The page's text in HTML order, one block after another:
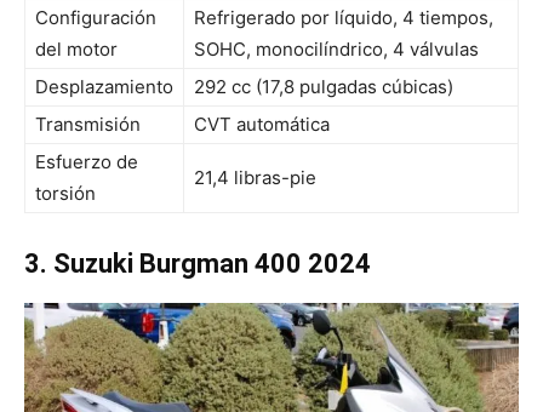
Configuración
del motor
Refrigerado por líquido, 4 tiempos,
SOHC, monocilíndrico, 4 válvulas
Desplazamiento
292 cc (17,8 pulgadas cúbicas)
Transmisión
CVT automática
Esfuerzo de
torsión
21,4 libras-pie
3. Suzuki Burgman 400 2024